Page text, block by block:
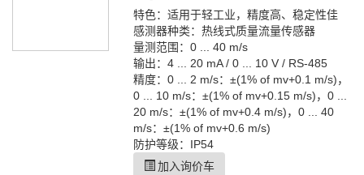
特色：适用于轻工业，精度高、稳定性佳
感测器种类：热线式质量流量传感器
量测范围：0 ... 40 m/s
输出：4 ... 20 mA / 0 ... 10 V / RS-485
精度：0 ... 2 m/s：±(1% of mv+0.1 m/s)，
0 ... 10 m/s：±(1% of mv+0.15 m/s)，0 ...
20 m/s：±(1% of mv+0.4 m/s)，0 ... 40
m/s：±(1% of mv+0.6 m/s)
防护等级：IP54
加入询价车